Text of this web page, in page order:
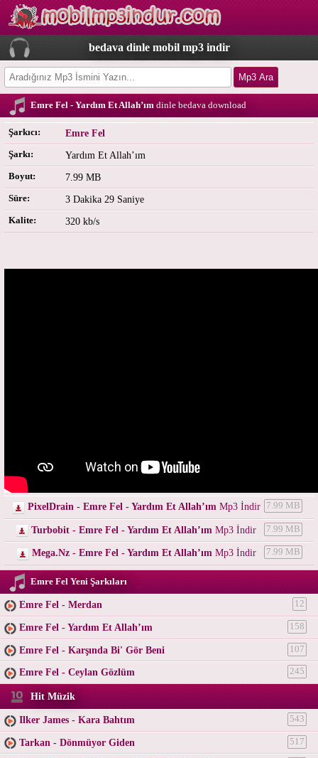
bedava dinle mobil mp3 indir
Emre Fel - Yardım Et Allah’ımdinle bedava download
Şarkıcı: Emre Fel
Şarkı: Yardım Et Allah’ım
Boyut: 7.99 MB
Süre: 3 Dakika 29 Saniye
Kalite: 320 kb/s
PixelDrain - Emre Fel - Yardım Et Allah’ım Mp3 İndir 7.99 MB
Turbobit - Emre Fel - Yardım Et Allah’ım Mp3 İndir 7.99 MB
Mega.Nz - Emre Fel - Yardım Et Allah’ımMp3 İndir 7.99 MB
Emre Fel Yeni Şarkıları
Emre Fel - Merdan 12
Emre Fel - Yardım Et Allah’ım 158
Emre Fel - Karşında Bi' Gör Beni 107
Emre Fel - Ceylan Gözlüm 245
Hit Müzik
Ilker James - Kara Bahtım 543
Tarkan - Dönmüyor Giden 517